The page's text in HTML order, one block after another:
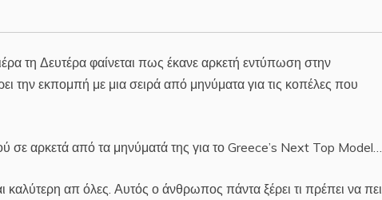
τη Δευτέρα φαίνεται πως έκανε αρκετή εντύπωση στην
την εκπομπή με μια σειρά από μηνύματα για τις κοπέλες που
σε αρκετά από τα μηνύματά της για το Greece’s Next Top Model…
καλύτερη απ όλες. Αυτός ο άνθρωπος πάντα ξέρει τι πρέπει να πει